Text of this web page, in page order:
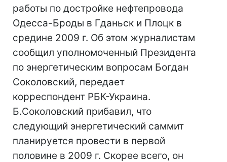
работы по достройке нефтепровода
Одесса-Броды в Гданьск и Плоцк в
средине 2009 г. Об этом журналистам
сообщил уполномоченный Президента
по энергетическим вопросам Богдан
Соколовский, передает
корреспондент РБК-Украина.
Б.Соколовский прибавил, что
следующий энергетический саммит
планируется провести в первой
половине в 2009 г. Скорее всего, он